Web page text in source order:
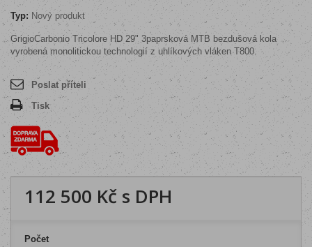
Typ: Nový produkt
GrigioCarbonio Tricolore HD 29" 3paprsková MTB bezdušová kola
vyrobená monolitickou technologií z uhlíkových vláken T800.
Poslat příteli
Tisk
112 500 Kč s DPH
Počet